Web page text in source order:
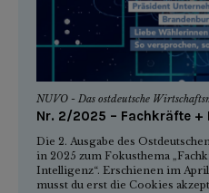
NUVO - Das ostdeutsche
Nr. 2/2025 – Fachkräfte +
Die 2. Ausgabe des
in 2025 zum Fokusthema
Intelligenz“. Erschienen im
musst du erst die Cookies